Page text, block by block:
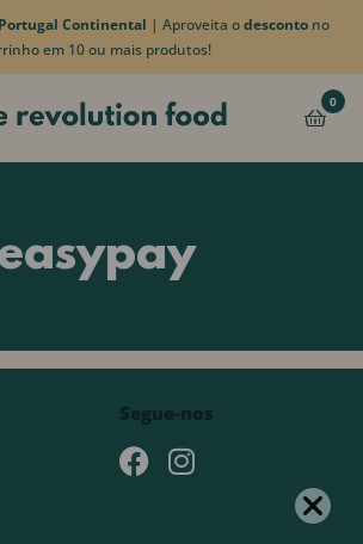
Portugal Continental | Aproveita odesconto no
em 10 ou mais produtos!
0
Segue-nos